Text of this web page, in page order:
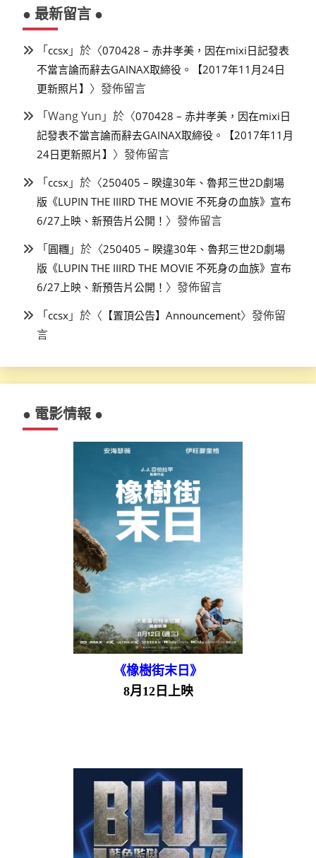
● 最新留言 ●
「ccsx 」於〈070428 – 赤井孝美，因在mixi日記發表
不當言論而辭去GAINAX取締役。【2017年11月24日
更新照片】 〉發佈留言
「Wang Yun 」於〈070428 – 赤井孝美，因在mixi日
記發表不當言論而辭去GAINAX取締役。【2017年11月
24日更新照片】 〉發佈留言
「ccsx 」於〈250405 – 睽違30年、魯邦三世2D劇場
版《LUPIN THE IIIRD THE MOVIE 不死身の血族》宣布
6/27上映、新預告片公開！ 〉發佈留言
「圓糰 」於〈250405 – 睽違30年、魯邦三世2D劇場
版《LUPIN THE IIIRD THE MOVIE 不死身の血族》宣布
6/27上映、新預告片公開！ 〉發佈留言
「ccsx 」於〈 【置頂公告】Announcement〉發佈留
言
● 電影情報 ●
《橡樹街末日》
8月12日上映